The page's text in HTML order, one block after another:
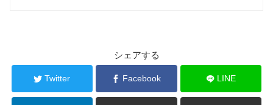
シェアする
Twitter Facebook LINE